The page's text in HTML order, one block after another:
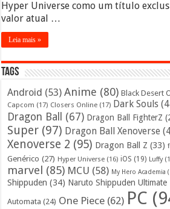
Hyper Universe como um título
valor atual …
Leia mais »
Tags
Android (53) Anime (80) Black Desert
Capcom (17) Closers Online (17) Dark Souls
Dragon Ball (67) Dragon Ball FighterZ
Super (97) Dragon Ball Xenoverse
Xenoverse 2 (95) Dragon Ball Z (33)
Genérico (27) Hyper Universe (16) iOS (19) Luffy
marvel (85) MCU (58) My Hero Academia
Shippuden (34) Naruto Shippuden
Automata (24) One Piece (62) PC